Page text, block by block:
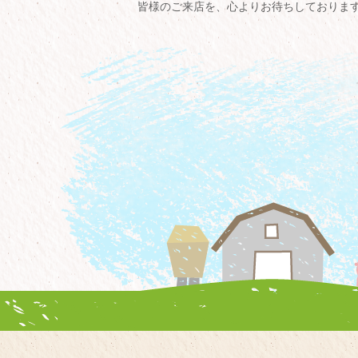
皆様のご来店を、心よりお待ちしておりま